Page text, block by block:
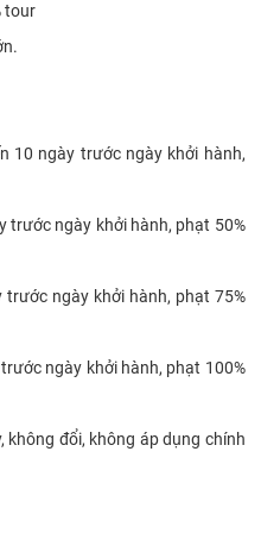
tour
10 ngày trước ngày khởi hành,
trước ngày khởi hành, phạt 50%
ngày khởi hành, phạt 75%
ngày khởi hành, phạt 100%
không đổi, không áp dụng chính